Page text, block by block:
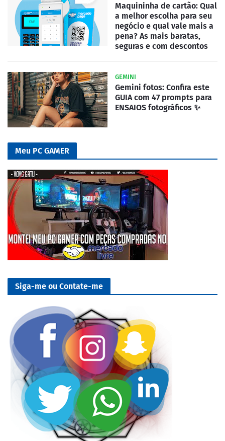
Maquininha de cartão: Qual
a melhor escolha para seu
negócio e qual vale mais a
pena? As mais baratas,
seguras e com descontos
GEMINI
Gemini fotos: Confira este
GUIA com 47 prompts para
ENSAIOS fotográficos ✨
Meu PC GAMER
Siga-me ou Contate-me